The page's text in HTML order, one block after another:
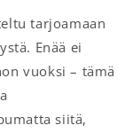
tarjoamaan
Enää ei
vuoksi – tämä
siitä,